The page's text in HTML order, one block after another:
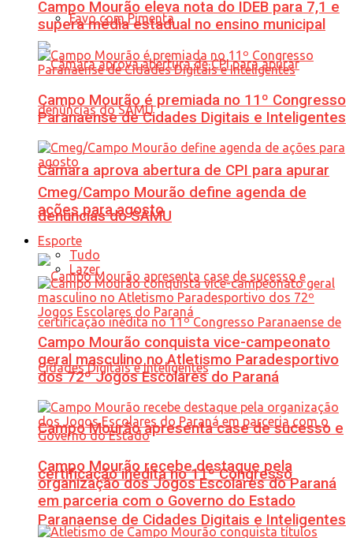
Favo com Pimenta
Câmara aprova abertura de CPI para apurar
denúncias do SAMU
Campo Mourão apresenta case de sucesso e
certificação inédita no 11º Congresso
Paranaense de Cidades Digitais e Inteligentes
Campo Mourão eleva nota do IDEB para 7,1 e
supera média estadual no ensino municipal
Campo Mourão é premiada no 11º Congresso
Paranaense de Cidades Digitais e Inteligentes
Cmeg/Campo Mourão define agenda de
ações para agosto
Esporte
Tudo
Lazer
Campo Mourão conquista vice-campeonato
geral masculino no Atletismo Paradesportivo
dos 72º Jogos Escolares do Paraná
Campo Mourão recebe destaque pela
organização dos Jogos Escolares do Paraná
em parceria com o Governo do Estado